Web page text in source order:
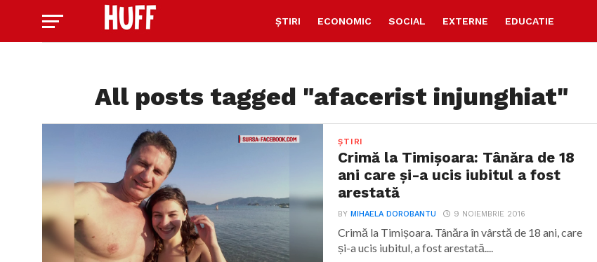
ȘTIRI ECONOMIC SOCIAL EXTERNE EDUCATIE
All posts tagged "afacerist injunghiat"
ȘTIRI
Crimă la Timișoara: Tânăra de 18
ani care și-a ucis iubitul a fost
arestată
BYMIHAELA DOROBANTU 9 NOIEMBRIE 2016
Crimă la Timișoara. Tânăra în vârstă de 18 ani, care
și-a ucis iubitul, a fost arestată....